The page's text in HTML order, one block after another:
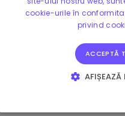
1.190000 € -
cookie-urile în
privind
ACCEPTĂ
AFIȘEAZĂ